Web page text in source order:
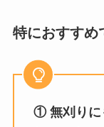
特におすすめ
① 無刈りに